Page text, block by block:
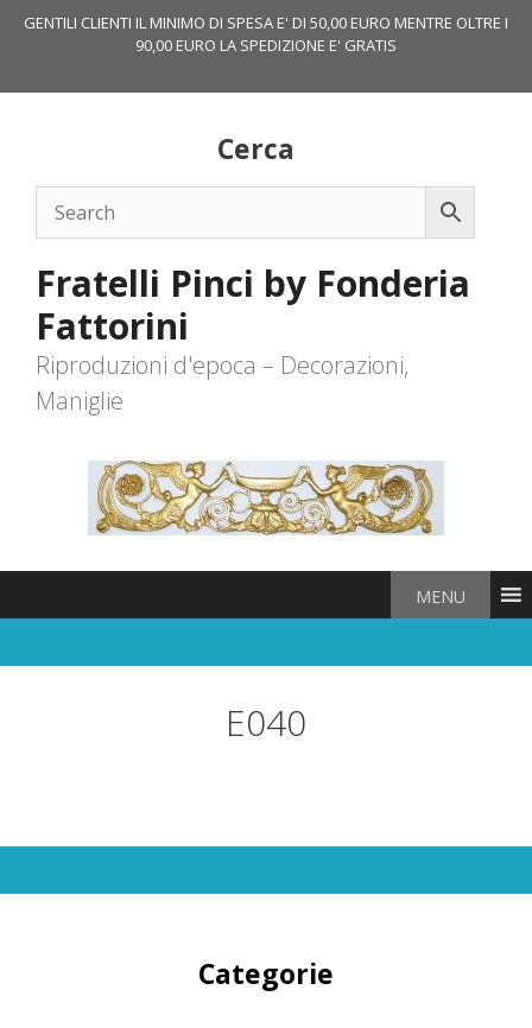
GENTILI CLIENTI IL MINIMO DI SPESA E' DI 50,00 EURO MENTRE OLTRE I
90,00 EURO LA SPEDIZIONE E' GRATIS
Cerca
Fratelli Pinci by Fonderia
Fattorini
Riproduzioni d'epoca – Decorazioni,
Maniglie
MENU
E040
Categorie